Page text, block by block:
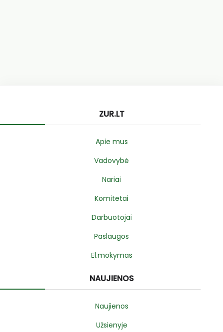
ZUR.LT
Apie mus
Vadovybė
Nariai
Komitetai
Darbuotojai
Paslaugos
El.mokymas
NAUJIENOS
Naujienos
Užsienyje